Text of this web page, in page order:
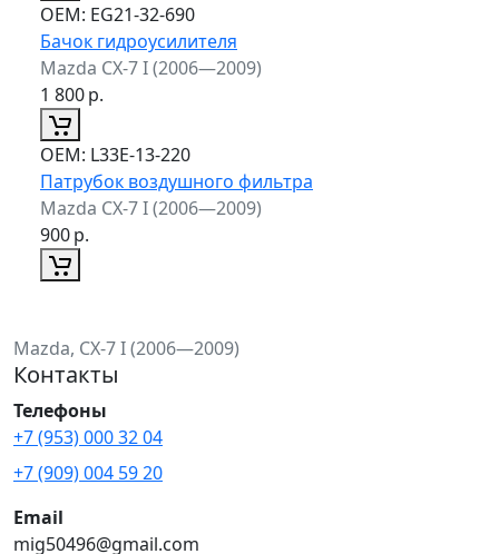
ОЕМ: EG21-32-690
Бачок гидроусилителя
Mazda CX-7 I (2006—2009)
1 800р.
ОЕМ: L33E-13-220
Патрубок воздушного фильтра
Mazda CX-7 I (2006—2009)
900р.
Mazda, CX-7 I (2006—2009)
Контакты
Телефоны
+7 (953) 000 32 04
+7 (909) 004 59 20
Email
mig50496@gmail.com